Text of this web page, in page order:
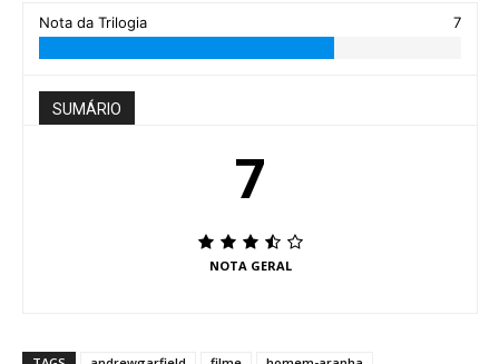
Nota da Trilogia 7
SUMÁRIO
7
NOTA GERAL